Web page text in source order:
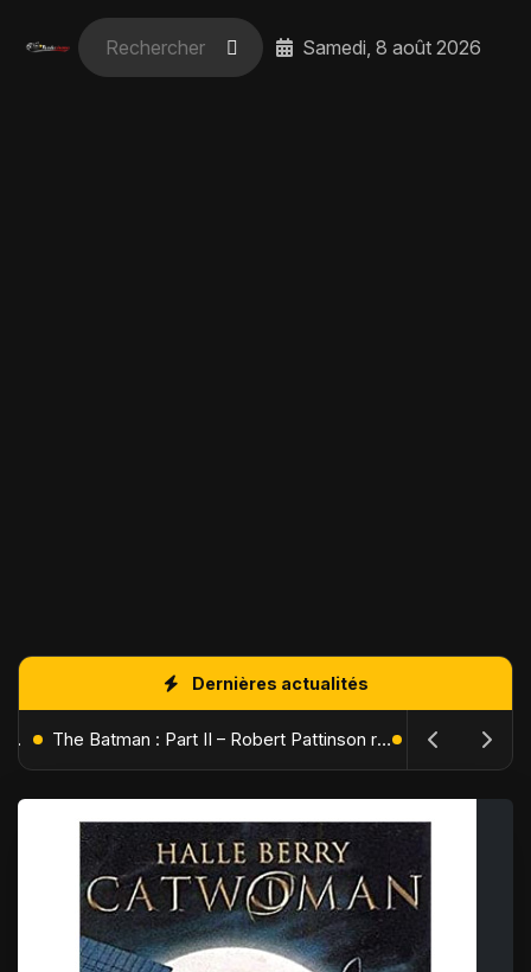
Samedi, 8 août 2026
Dernières actualités
L'Âge de Glace : Le Réveil du Volcan – Manny, Sid et Diego de retour pour une aventure explosive The Batman : Part II – Robert Pattinson replonge dans les ténèbres de Gotham dès octobre 2027